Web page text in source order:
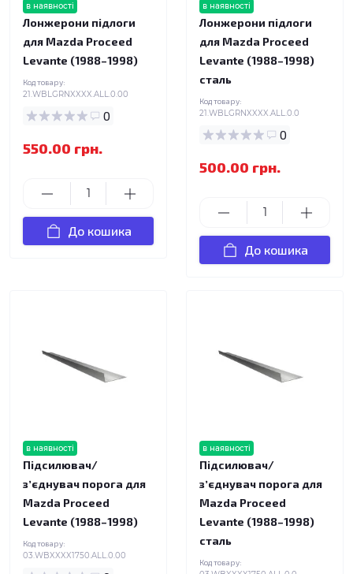
в наявності
Лонжерони підлоги
для Mazda Proceed
Levante (1988–1998)
Код товару:
21.WBLGRNXXXX.ALL.0.00
0
550.00 грн.
До кошика
в наявності
Лонжерони підлоги
для Mazda Proceed
Levante (1988–1998)
сталь
Код товару:
21.WBLGRNXXXX.ALL.0.0
0
500.00 грн.
До кошика
в наявності
Підсилювач/
зʼєднувач порога для
Mazda Proceed
Levante (1988–1998)
Код товару:
03.WBXXXX1750.ALL.0.00
в наявності
Підсилювач/
зʼєднувач порога для
Mazda Proceed
Levante (1988–1998)
сталь
Код товару: